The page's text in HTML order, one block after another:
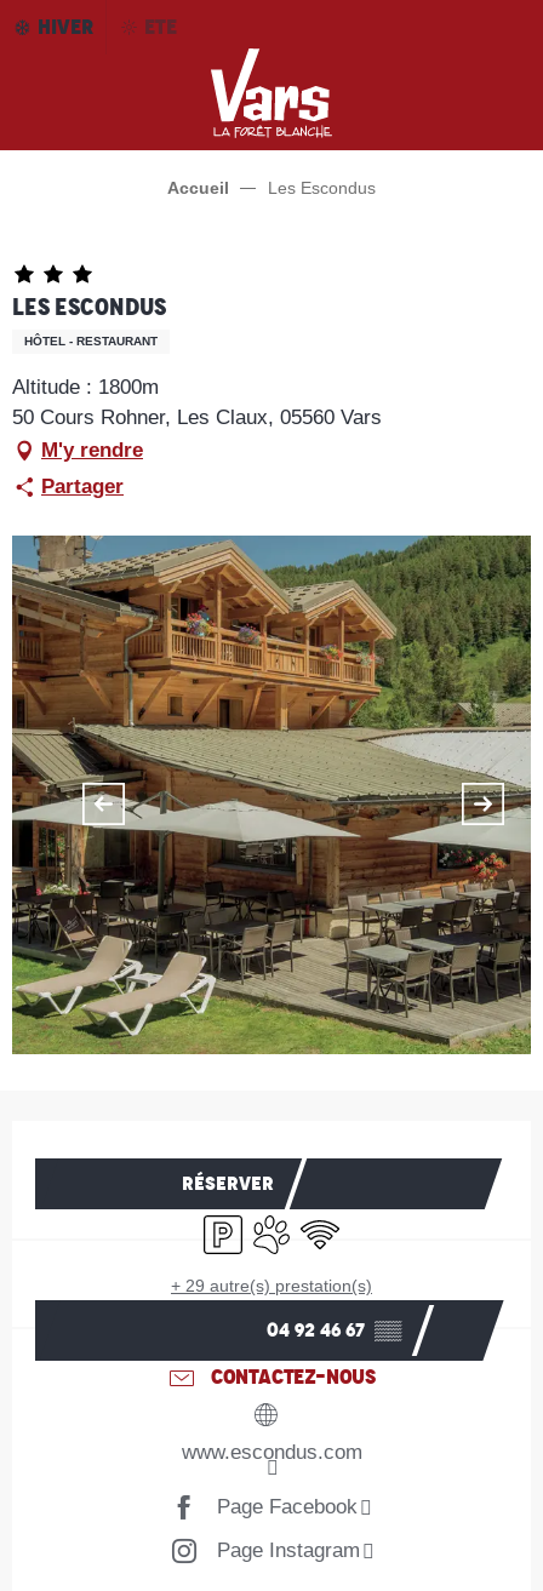
AllerHIVER ETE
Accueil Les Escondus
Les Escondus
HÔTEL - RESTAURANT
Altitude : 1800m
50 Cours Rohner, Les Claux, 05560 Vars
M'y rendre
Partager
RÉSERVER
ParkingAnimaux acceptés
WiFi
+ 29 autre(s) prestation(s)
04 92 46 67 ▒▒
CONTACTEZ-NOUS
www.escondus.com
Page Facebook
Page Instagram